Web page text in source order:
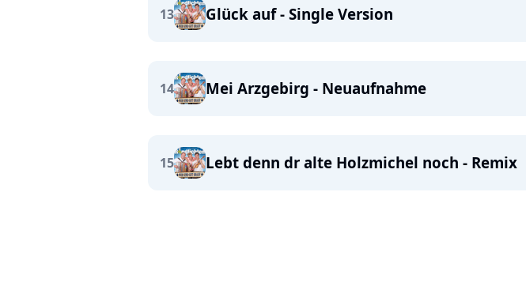
13 Glück auf - Single Version
14 Mei Arzgebirg - Neuaufnahme
15 Lebt denn dr alte Holzmichel noch - Remix